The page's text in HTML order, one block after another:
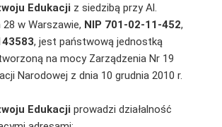
Edukacji z siedzibą przy Al.
w Warszawie, NIP 701-02-11-452,
, jest państwową jednostką
na mocy Zarządzenia Nr 19
Narodowej z dnia 10 grudnia 2010 r.
Edukacji prowadzi działalność